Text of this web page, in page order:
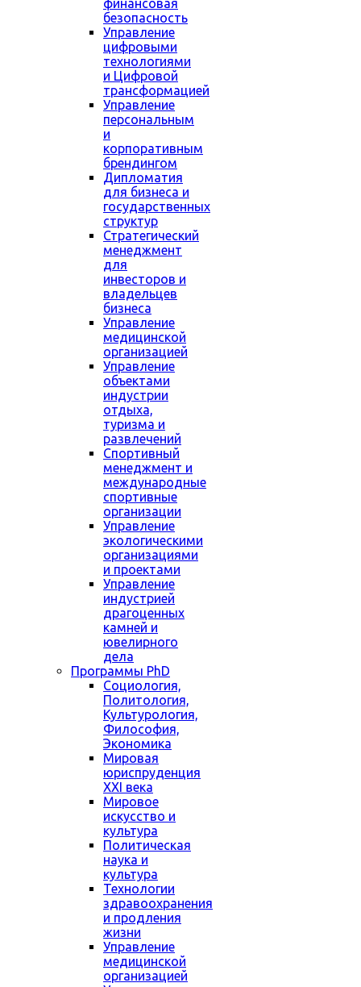
финансовая
безопасность
Управление
цифровыми
технологиями
и Цифровой
трансформацией
Управление
персональным
и
корпоративным
брендингом
Дипломатия
для бизнеса и
государственных
структур
Стратегический
менеджмент
для
инвесторов и
владельцев
бизнеса
Управление
медицинской
организацией
Управление
объектами
индустрии
отдыха,
туризма и
развлечений
Спортивный
менеджмент и
международные
спортивные
организации
Управление
экологическими
организациями
и проектами
Управление
индустрией
драгоценных
камней и
ювелирного
дела
Программы PhD
Социология,
Политология,
Культурология,
Философия,
Экономика
Мировая
юриспруденция
XXI века
Мировое
искусство и
культура
Политическая
наука и
культура
Технологии
здравоохранения
и продления
жизни
Управление
медицинской
организацией